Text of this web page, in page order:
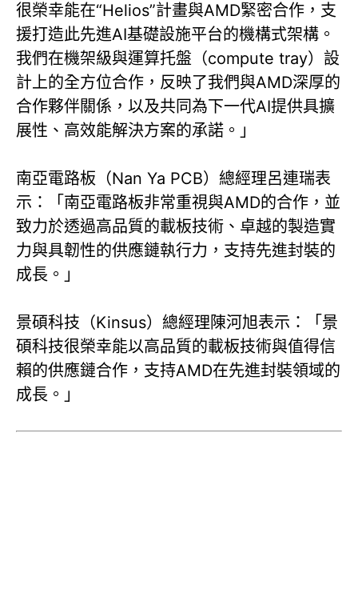
很榮幸能在“Helios”計畫與AMD緊密合作，支
援打造此先進AI基礎設施平台的機構式架構。
我們在機架級與運算托盤（compute tray）設
計上的全方位合作，反映了我們與AMD深厚的
合作夥伴關係，以及共同為下一代AI提供具擴
展性、高效能解決方案的承諾。」
南亞電路板（Nan Ya PCB）總經理呂連瑞表
示：「南亞電路板非常重視與AMD的合作，並
致力於透過高品質的載板技術、卓越的製造實
力與具韌性的供應鏈執行力，支持先進封裝的
成長。」
景碩科技（Kinsus）總經理陳河旭表示：「景
碩科技很榮幸能以高品質的載板技術與值得信
賴的供應鏈合作，支持AMD在先進封裝領域的
成長。」